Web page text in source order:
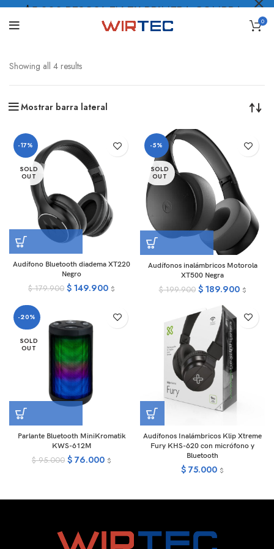
0
Showing all 4 results
Mostrar barra lateral
-17%
SOLD
OUT
Audífono Bluetooth diadema XT220
Negro
$179.900 $ 149.900 $
-5%
SOLD
OUT
Audífonos inalámbricos Motorola
XT500 Negra
$199.900 $189.900 $
-20%
SOLD
OUT
Parlante Bluetooth MiniKromatik
KWS-612M
$95.000 $ 76.000 $
Audífonos Inalámbricos Klip Xtreme
Fury KHS-620 con micrófono y
Bluetooth
$ 75.000 $
$5.000 PESOS* EN TU PRIMERA COMPRA